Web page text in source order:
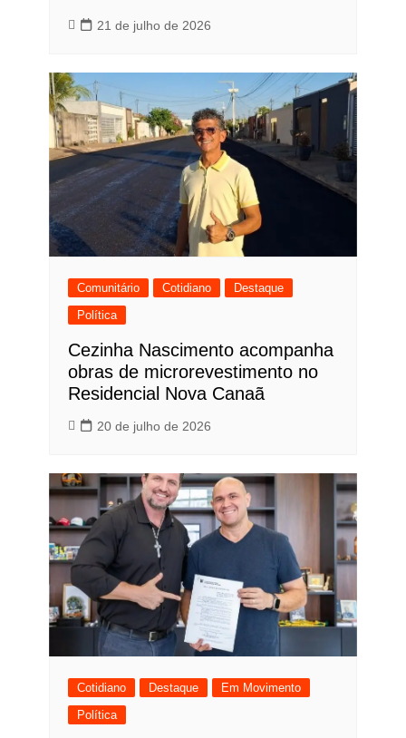
21 de julho de 2026
Comunitário Cotidiano
Destaque
Política
Cezinha Nascimento acompanha
obras de microrevestimento no
Residencial Nova Canaã
20 de julho de 2026
Cotidiano Destaque
Em Movimento
Política